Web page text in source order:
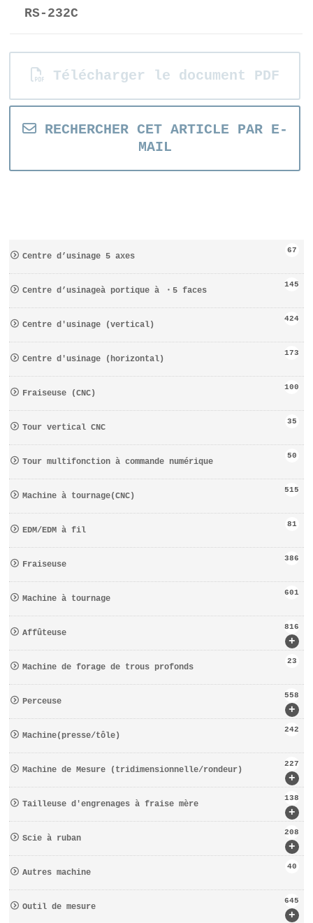
RS-232C
Télécharger le document PDF
RECHERCHER CET ARTICLE PAR E-
MAIL
Centre d’usinage 5 axes
67
Centre d’usinageà portique à ・5 faces
145
Centre d′usinage (vertical)
424
Centre d′usinage (horizontal)
173
Fraiseuse (CNC)
100
Tour vertical CNC
35
Tour multifonction à commande numérique
50
Machine à tournage(CNC)
515
EDM/EDM à fil
81
Fraiseuse
386
Machine à tournage
601
+
Affûteuse
816
Machine de forage de trous profonds
23
+
Perceuse
558
Machine(presse/tôle)
242
+
Machine de Mesure (tridimensionnelle/rondeur)
227
+
Tailleuse d′engrenages à fraise mère
138
+
Scie à ruban
208
Autres machine
40
+
Outil de mesure
645